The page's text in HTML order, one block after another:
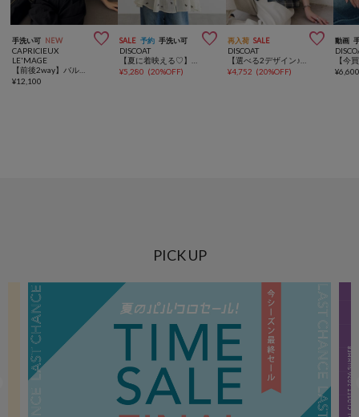
手洗い可 NEW 
CAPRICIEUX
LE'MAGE
¥12,100
SALE 予約 手洗い可 
DISCOAT
¥5,280 (20%OFF)
再入荷 SALE 
DISCOAT
¥4,752 (20%OFF)
動画
¥
PICK UP